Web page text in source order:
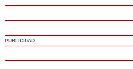
PUBLICIDAD